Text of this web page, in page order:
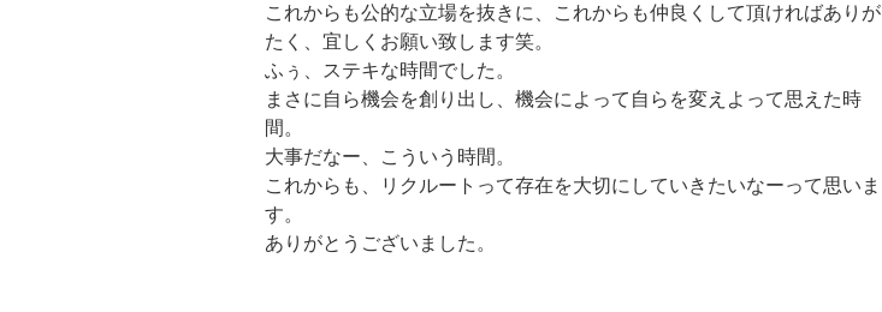
これからも公的な立場を抜きに、これからも仲良くして頂ければありが
たく、宜しくお願い致します笑。
ふぅ、ステキな時間でした。
まさに自ら機会を創り出し、機会によって自らを変えよって思えた時
間。
大事だなー、こういう時間。
これからも、リクルートって存在を大切にしていきたいなーって思いま
す。
ありがとうございました。